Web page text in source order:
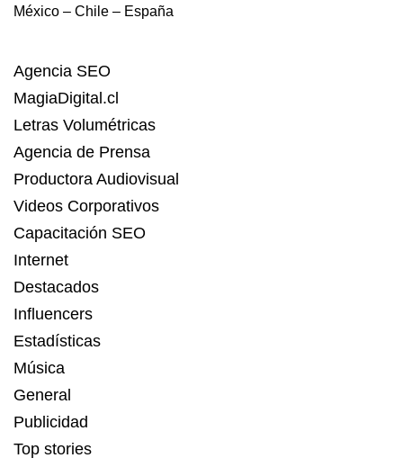
México – Chile – España
Agencia SEO
MagiaDigital.cl
Letras Volumétricas
Agencia de Prensa
Productora Audiovisual
Videos Corporativos
Capacitación SEO
Internet
Destacados
Influencers
Estadísticas
Música
General
Publicidad
Top stories